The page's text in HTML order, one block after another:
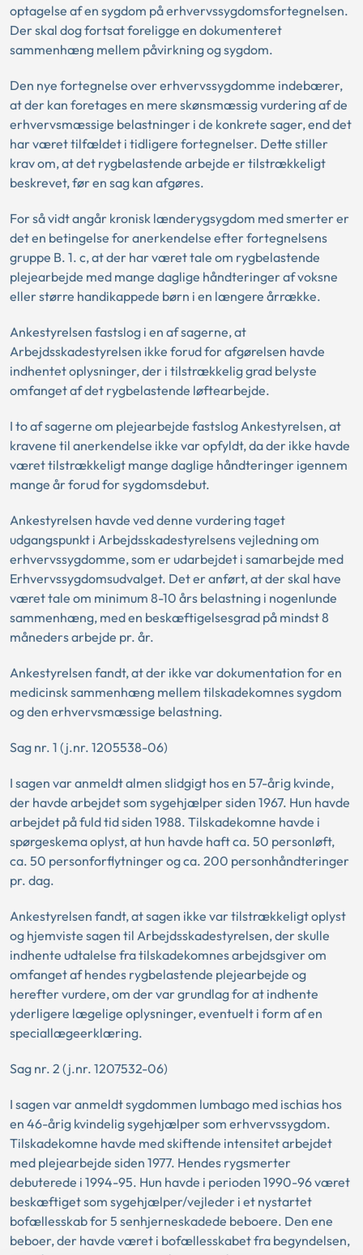
optagelse af en sygdom på erhvervssygdomsfortegnelsen.
Der skal dog fortsat foreligge en dokumenteret
sammenhæng mellem påvirkning og sygdom.
Den nye fortegnelse over erhvervssygdomme indebærer,
at der kan foretages en mere skønsmæssig vurdering af de
erhvervsmæssige belastninger i de konkrete sager, end det
har været tilfældet i tidligere fortegnelser. Dette stiller
krav om, at det rygbelastende arbejde er tilstrækkeligt
beskrevet, før en sag kan afgøres.
For så vidt angår kronisk lænderygsygdom med smerter er
det en betingelse for anerkendelse efter fortegnelsens
gruppe B. 1. c, at der har været tale om rygbelastende
plejearbejde med mange daglige håndteringer af voksne
eller større handikappede børn i en længere årrække.
Ankestyrelsen fastslog i en af sagerne, at
Arbejdsskadestyrelsen ikke forud for afgørelsen havde
indhentet oplysninger, der i tilstrækkelig grad belyste
omfanget af det rygbelastende løftearbejde.
I to af sagerne om plejearbejde fastslog Ankestyrelsen, at
kravene til anerkendelse ikke var opfyldt, da der ikke havde
været tilstrækkeligt mange daglige håndteringer igennem
mange år forud for sygdomsdebut.
Ankestyrelsen havde ved denne vurdering taget
udgangspunkt i Arbejdsskadestyrelsens vejledning om
erhvervssygdomme, som er udarbejdet i samarbejde med
Erhvervssygdomsudvalget. Det er anført, at der skal have
været tale om minimum 8-10 års belastning i nogenlunde
sammenhæng, med en beskæftigelsesgrad på mindst 8
måneders arbejde pr. år.
Ankestyrelsen fandt, at der ikke var dokumentation for en
medicinsk sammenhæng mellem tilskadekomnes sygdom
og den erhvervsmæssige belastning.
Sag nr. 1 (j.nr. 1205538-06)
I sagen var anmeldt almen slidgigt hos en 57-årig kvinde,
der havde arbejdet som sygehjælper siden 1967. Hun havde
arbejdet på fuld tid siden 1988. Tilskadekomne havde i
spørgeskema oplyst, at hun havde haft ca. 50 personløft,
ca. 50 personforflytninger og ca. 200 personhåndteringer
pr. dag.
Ankestyrelsen fandt, at sagen ikke var tilstrækkeligt oplyst
og hjemviste sagen til Arbejdsskadestyrelsen, der skulle
indhente udtalelse fra tilskadekomnes arbejdsgiver om
omfanget af hendes rygbelastende plejearbejde og
herefter vurdere, om der var grundlag for at indhente
yderligere lægelige oplysninger, eventuelt i form af en
speciallægeerklæring.
Sag nr. 2 (j.nr. 1207532-06)
I sagen var anmeldt sygdommen lumbago med ischias hos
en 46-årig kvindelig sygehjælper som erhvervssygdom.
Tilskadekomne havde med skiftende intensitet arbejdet
med plejearbejde siden 1977. Hendes rygsmerter
debuterede i 1994-95. Hun havde i perioden 1990-96 været
beskæftiget som sygehjælper/vejleder i et nystartet
bofællesskab for 5 senhjerneskadede beboere. Den ene
beboer, der havde været i bofællesskabet fra begyndelsen,